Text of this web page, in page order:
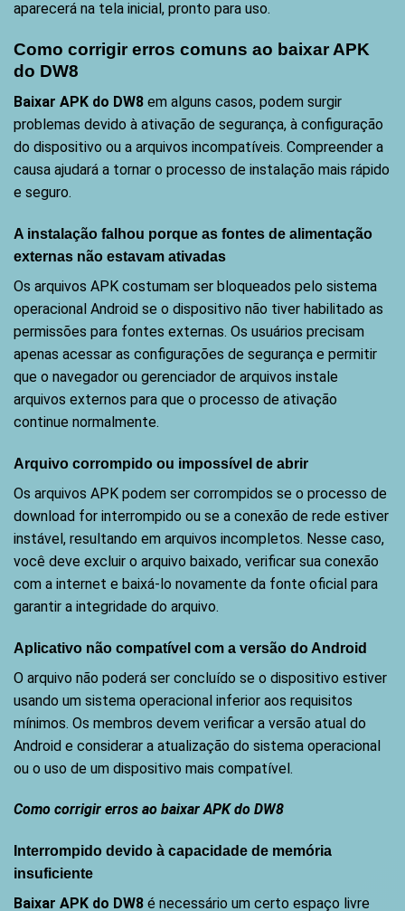
aparecerá na tela inicial, pronto para uso.
Como corrigir erros comuns ao baixar APK
do DW8
Baixar APK do DW8 em alguns casos, podem surgir
problemas devido à ativação de segurança, à configuração
do dispositivo ou a arquivos incompatíveis. Compreender a
causa ajudará a tornar o processo de instalação mais rápido
e seguro.
A instalação falhou porque as fontes de alimentação
externas não estavam ativadas
Os arquivos APK costumam ser bloqueados pelo sistema
operacional Android se o dispositivo não tiver habilitado as
permissões para fontes externas. Os usuários precisam
apenas acessar as configurações de segurança e permitir
que o navegador ou gerenciador de arquivos instale
arquivos externos para que o processo de ativação
continue normalmente.
Arquivo corrompido ou impossível de abrir
Os arquivos APK podem ser corrompidos se o processo de
download for interrompido ou se a conexão de rede estiver
instável, resultando em arquivos incompletos. Nesse caso,
você deve excluir o arquivo baixado, verificar sua conexão
com a internet e baixá-lo novamente da fonte oficial para
garantir a integridade do arquivo.
Aplicativo não compatível com a versão do Android
O arquivo não poderá ser concluído se o dispositivo estiver
usando um sistema operacional inferior aos requisitos
mínimos. Os membros devem verificar a versão atual do
Android e considerar a atualização do sistema operacional
ou o uso de um dispositivo mais compatível.
Como corrigir erros ao baixar APK do DW8
Interrompido devido à capacidade de memória
insuficiente
Baixar APK do DW8 é necessário um certo espaço livre